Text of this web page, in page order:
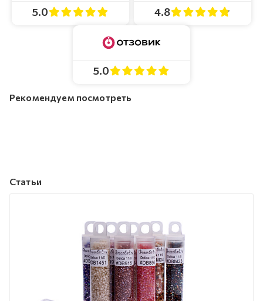
5.0 4.8
5.0
Рекомендуем посмотреть
Статьи